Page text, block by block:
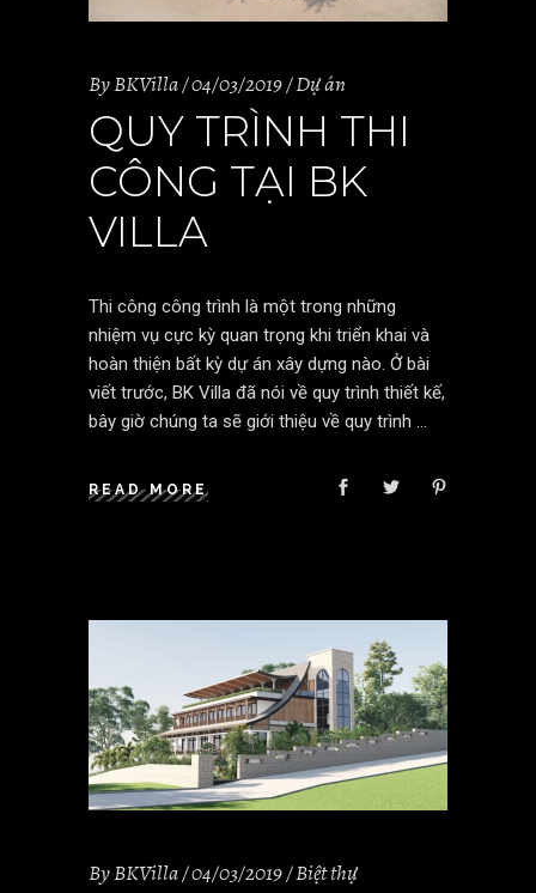
ByBKVilla 04/03/2019 Dự án
QUY TRÌNH THI
CÔNG TẠI BK
VILLA
Thi công công trình là một trong những
nhiệm vụ cực kỳ quan trọng khi triển khai và
hoàn thiện bất kỳ dự án xây dựng nào. Ở bài
viết trước, BK Villa đã nói về quy trình thiết kế,
bây giờ chúng ta sẽ giới thiệu về quy trình
READ MORE
ByBKVilla 04/03/2019 Biệt thự